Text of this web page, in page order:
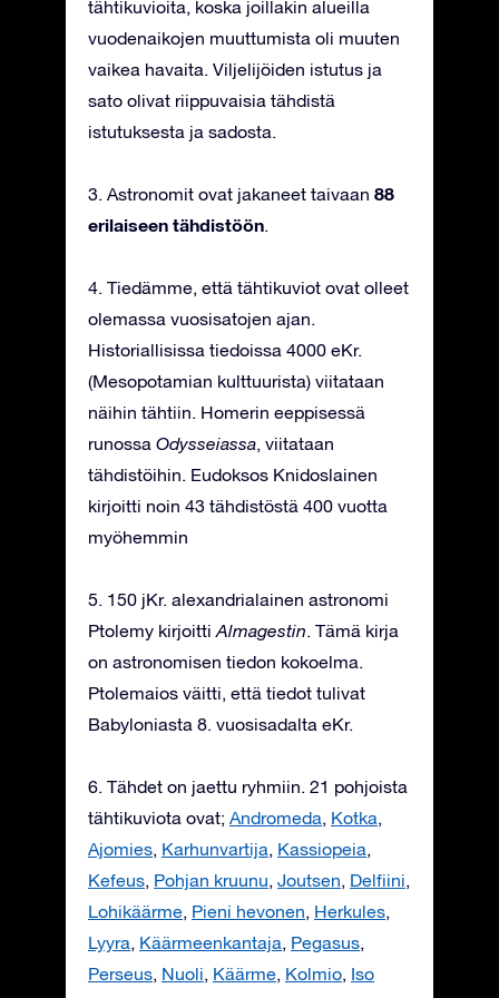
tähtikuvioita, koska joillakin alueilla
vuodenaikojen muuttumista oli muuten
vaikea havaita. Viljelijöiden istutus ja
sato olivat riippuvaisia tähdistä
istutuksesta ja sadosta.
3. Astronomit ovat jakaneet taivaan 88
erilaiseen tähdistöön.
4. Tiedämme, että tähtikuviot ovat olleet
olemassa vuosisatojen ajan.
Historiallisissa tiedoissa 4000 eKr.
(Mesopotamian kulttuurista) viitataan
näihin tähtiin. Homerin eeppisessä
runossa Odysseiassa, viitataan
tähdistöihin. Eudoksos Knidoslainen
kirjoitti noin 43 tähdistöstä 400 vuotta
myöhemmin
5. 150 jKr. alexandrialainen astronomi
Ptolemy kirjoitti Almagestin. Tämä kirja
on astronomisen tiedon kokoelma.
Ptolemaios väitti, että tiedot tulivat
Babyloniasta 8. vuosisadalta eKr.
6. Tähdet on jaettu ryhmiin. 21 pohjoista
tähtikuviota ovat; Andromeda, Kotka,
Ajomies, Karhunvartija, Kassiopeia,
Kefeus, Pohjan kruunu, Joutsen, Delfiini,
Lohikäärme, Pieni hevonen, Herkules,
Lyyra, Käärmeenkantaja, Pegasus,
Perseus, Nuoli, Käärme, Kolmio, Iso